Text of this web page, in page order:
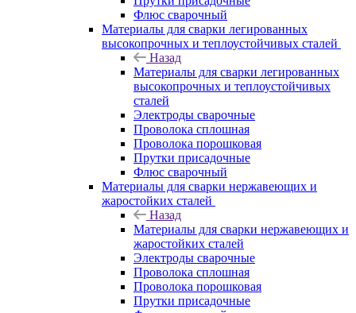
Флюс сварочный
Материалы для сварки легированных
высокопрочных и теплоустойчивых сталей
Назад
Материалы для сварки легированных
высокопрочных и теплоустойчивых
сталей
Электроды сварочные
Проволока сплошная
Проволока порошковая
Прутки присадочные
Флюс сварочный
Материалы для сварки нержавеющих и
жаростойких сталей
Назад
Материалы для сварки нержавеющих и
жаростойких сталей
Электроды сварочные
Проволока сплошная
Проволока порошковая
Прутки присадочные